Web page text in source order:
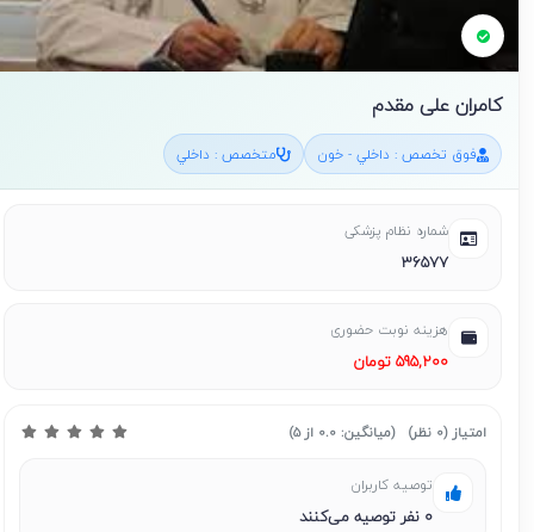
کامران علی مقدم
فوق تخصص : داخلي - خون متخصص : داخلي
شماره نظام پزشکی
36577
هزینه نوبت حضوری
595,200 تومان
امتیاز (0 نظر) (میانگین: 0.0 از 5)
توصیه کاربران
0 نفر توصیه می‌کنند